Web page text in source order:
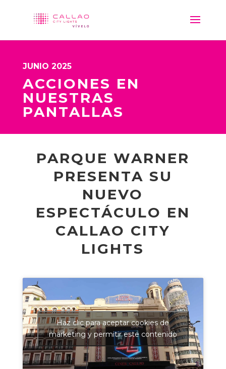
JUNIO 2025
ACCIONES EN
NUESTRAS
PANTALLAS
PARQUE WARNER
PRESENTA SU
NUEVO
ESPECTÁCULO EN
CALLAO CITY
LIGHTS
Haz clic para aceptar cookies de
marketing y permitir este contenido